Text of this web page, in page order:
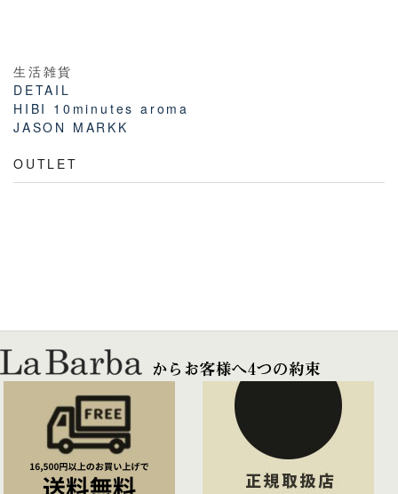
生活雑貨
DETAIL
HIBI 10minutes aroma
JASON MARKK
OUTLET